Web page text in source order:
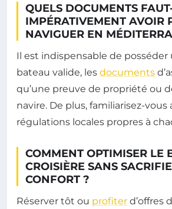
QUELS DOCUMENTS
IMPÉRATIVEMENT AVOIR
NAVIGUER EN
Il est indispensable de posséder
bateau valide, les documents
qu’une preuve de propriété ou
navire. De plus, familiarisez-vous
régulations locales propres à
COMMENT OPTIMISER LE
CROISIÈRE SANS
CONFORT ?
Réserver tôt ou profiter d’offres